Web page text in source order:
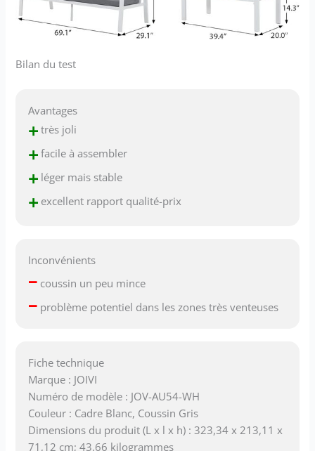
Bilan du test
Avantages
+ très joli
+ facile à assembler
+ léger mais stable
+ excellent rapport qualité-prix
Inconvénients
– coussin un peu mince
– problème potentiel dans les zones très venteuses
Fiche technique
Marque : JOIVI
Numéro de modèle : JOV-AU54-WH
Couleur : Cadre Blanc, Coussin Gris
Dimensions du produit (L x l x h) : 323,34 x 213,11 x
71,12 cm; 43,66 kilogrammes